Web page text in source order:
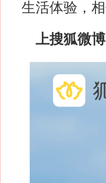
生活体验，
上搜狐微博